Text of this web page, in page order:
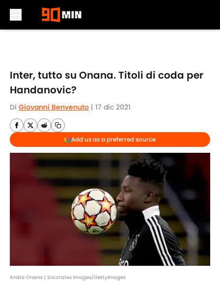
Inter, tutto su Onana. Titoli di coda per
Handanovic?
Di Giovanni Benvenuto | 17 dic 2021
Add us as a preferred source
Andre Onana | Soccrates Images/GettyImages